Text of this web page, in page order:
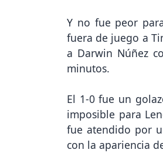
Y no fue peor
fuera de juego a
a Darwin Núñez
minutos.
El 1-0 fue un
imposible para
fue atendido por
con la apariencia